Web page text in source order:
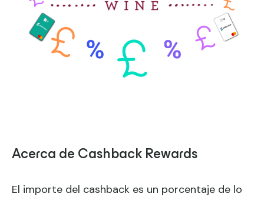
Acerca de Cashback Rewards
El importe del cashback es un porcentaje de lo